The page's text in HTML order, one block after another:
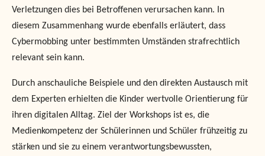
Verletzungen dies bei Betroffenen verursachen kann. In
diesem Zusammenhang wurde ebenfalls erläutert, dass
Cybermobbing unter bestimmten Umständen strafrechtlich
relevant sein kann.
Durch anschauliche Beispiele und den direkten Austausch mit
dem Experten erhielten die Kinder wertvolle Orientierung für
ihren digitalen Alltag. Ziel der Workshops ist es, die
Medienkompetenz der Schülerinnen und Schüler frühzeitig zu
stärken und sie zu einem verantwortungsbewussten,